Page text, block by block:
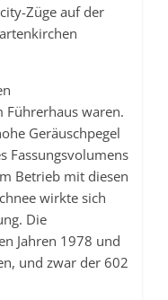
Züge auf der
Führerhaus waren.
Geräuschpegel
Fassungsvolumens
Betrieb mit diesen
wirkte sich
Die
Jahren 1978 und
und zwar der 602